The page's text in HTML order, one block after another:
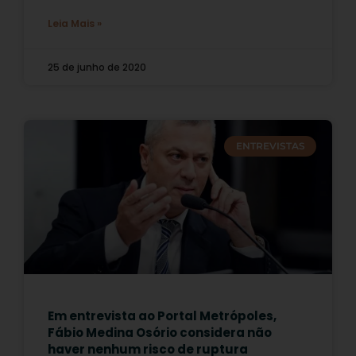
Leia Mais »
25 de junho de 2020
ENTREVISTAS
Em entrevista ao Portal Metrópoles,
Fábio Medina Osório considera não
haver nenhum risco de ruptura